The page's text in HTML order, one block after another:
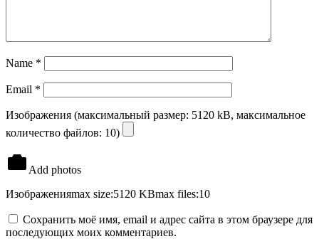
Name *
Email *
Изображения (максимальный размер: 5120 kB, максимальное
количество файлов: 10)
Add photos
Изображенияmax size:5120 KBmax files:10
Сохранить моё имя, email и адрес сайта в этом браузере для
последующих моих комментариев.